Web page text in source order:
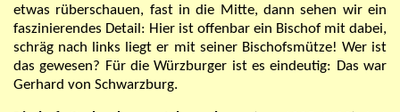
etwas rüberschauen, fast in die Mitte, dann sehen wir ein
faszinierendes Detail: Hier ist offenbar ein Bischof mit dabei,
schräg nach links liegt er mit seiner Bischofsmütze! Wer ist
das gewesen? Für die Würzburger ist es eindeutig: Das war
Gerhard von Schwarzburg.